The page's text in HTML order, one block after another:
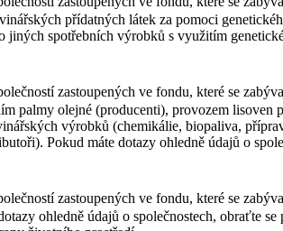
přídatných látek za pomoci
jiných spotřebních výrobků s využitím
zastoupených ve fondu, které se
palmy olejné (producenti), provozem
výrobků (chemikálie, biopaliva,
Pokud máte dotazy ohledně údajů o
zastoupených ve fondu, které se
ohledně údajů o společnostech, obraťte